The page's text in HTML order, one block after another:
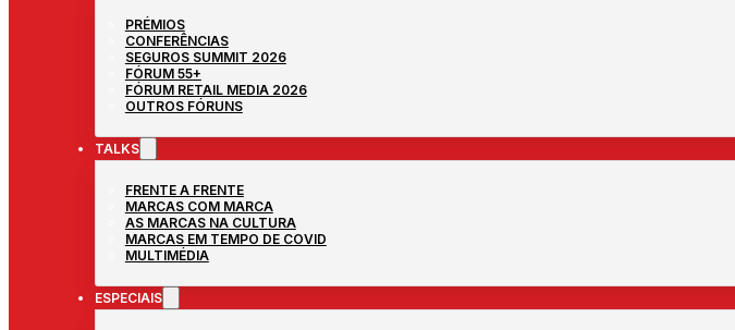
PRÉMIOS
CONFERÊNCIAS
SEGUROS SUMMIT 2026
FÓRUM 55+
FÓRUM RETAIL MEDIA 2026
OUTROS FÓRUNS
TALKS
FRENTE A FRENTE
MARCAS COM MARCA
AS MARCAS NA CULTURA
MARCAS EM TEMPO DE COVID
MULTIMÉDIA
ESPECIAIS